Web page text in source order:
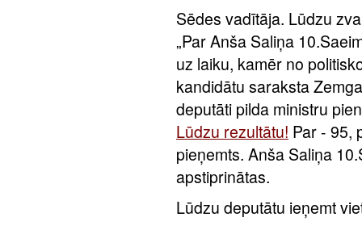
Sēdes vadītāja. Lūdzu
„Par Anša Saliņa
uz laiku, kamēr no
kandidātu saraksta
deputāti pilda ministru
Lūdzu rezultātu! Par - 95,
pieņemts. Anša Saliņa
apstiprinātas.
Lūdzu deputātu ieņemt